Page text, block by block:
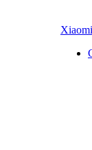
Xiaomi